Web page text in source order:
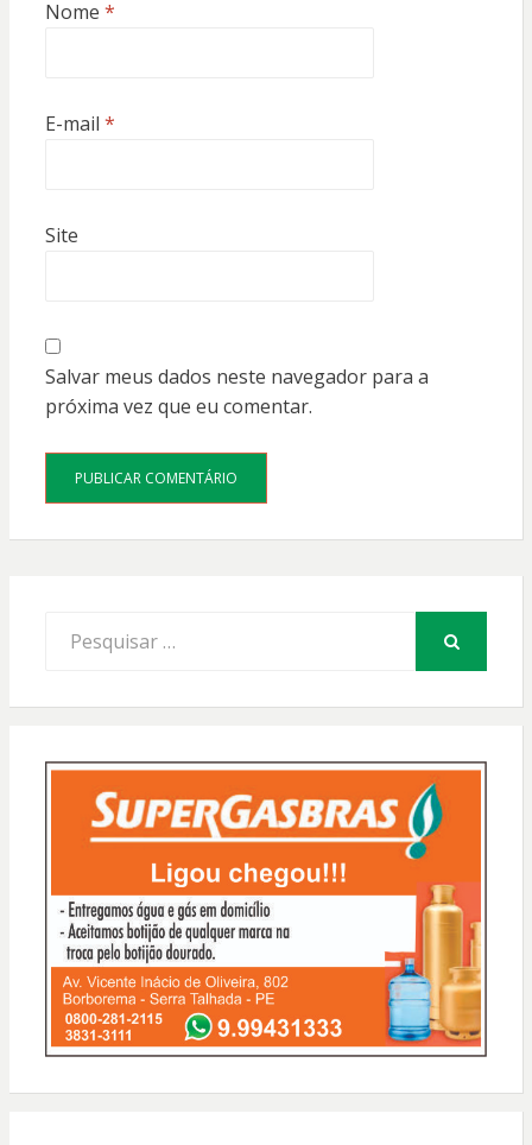
Nome *
E-mail *
Site
Salvar meus dados neste navegador para a
próxima vez que eu comentar.
por: